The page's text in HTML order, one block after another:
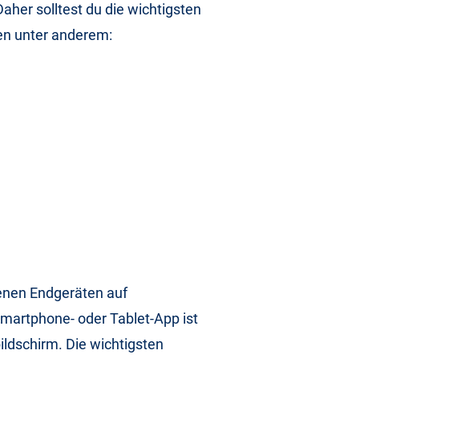
solltest du die wichtigsten
unter anderem:
Endgeräten auf
oder Tablet-App ist
Die wichtigsten